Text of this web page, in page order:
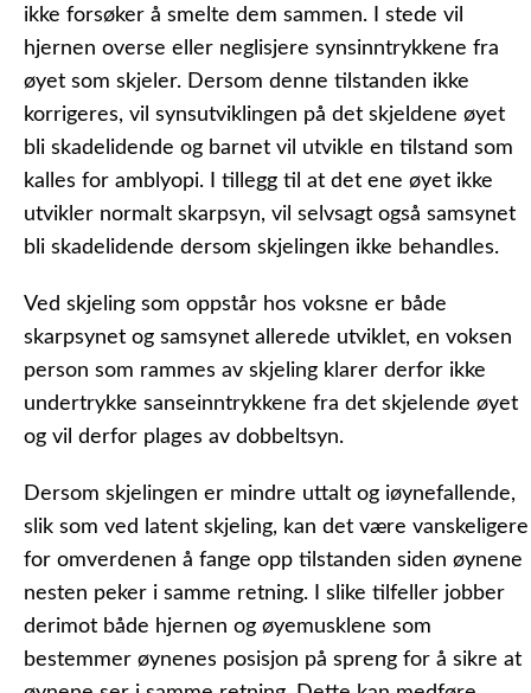
ikke forsøker å smelte dem sammen. I stede vil
hjernen overse eller neglisjere synsinntrykkene fra
øyet som skjeler. Dersom denne tilstanden ikke
korrigeres, vil synsutviklingen på det skjeldene øyet
bli skadelidende og barnet vil utvikle en tilstand som
kalles for amblyopi. I tillegg til at det ene øyet ikke
utvikler normalt skarpsyn, vil selvsagt også samsynet
bli skadelidende dersom skjelingen ikke behandles.
Ved skjeling som oppstår hos voksne er både
skarpsynet og samsynet allerede utviklet, en voksen
person som rammes av skjeling klarer derfor ikke
undertrykke sanseinntrykkene fra det skjelende øyet
og vil derfor plages av dobbeltsyn.
Dersom skjelingen er mindre uttalt og iøynefallende,
slik som ved latent skjeling, kan det være vanskeligere
for omverdenen å fange opp tilstanden siden øynene
nesten peker i samme retning. I slike tilfeller jobber
derimot både hjernen og øyemusklene som
bestemmer øynenes posisjon på spreng for å sikre at